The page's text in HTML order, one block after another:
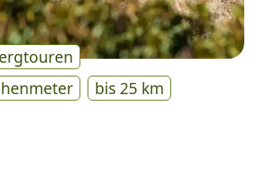
bis 25 km